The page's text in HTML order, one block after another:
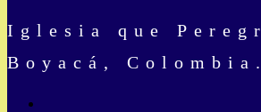
Iglesia que
Boyacá, Colombia.